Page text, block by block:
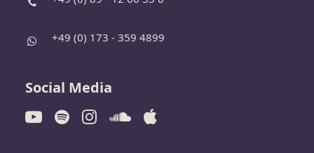
+49 (0) 173 - 359 4899
Social Media